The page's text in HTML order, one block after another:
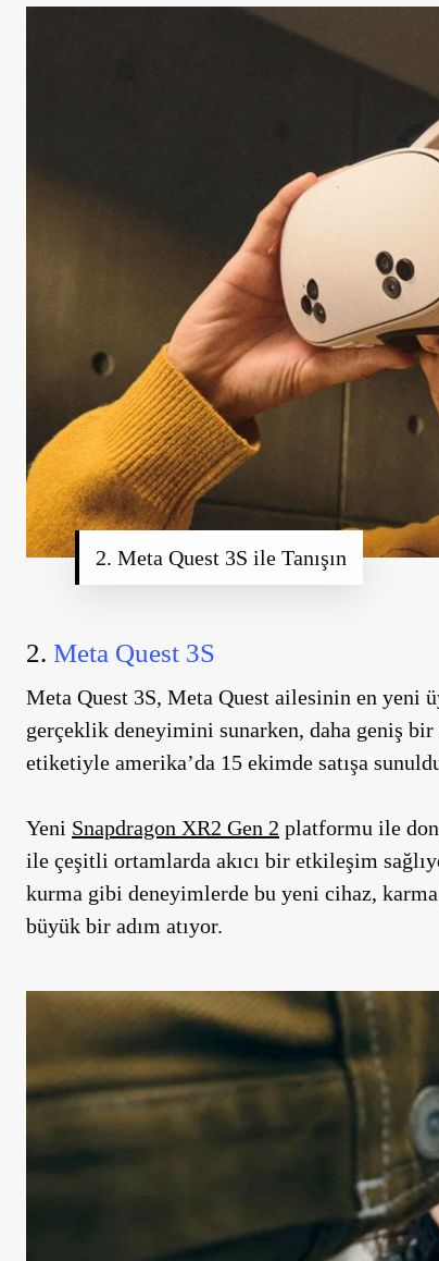
2. Meta Quest 3S ile Tanışın
2. Meta Quest 3S
Meta Quest 3S, Meta Quest ailesinin en yeni
gerçeklik deneyimini sunarken, daha geniş
etiketiyle amerika’da 15 ekimde satışa
Yeni Snapdragon XR2 Gen 2 platformu ile
ile çeşitli ortamlarda akıcı bir etkileşim
kurma gibi deneyimlerde bu yeni cihaz,
büyük bir adım atıyor.